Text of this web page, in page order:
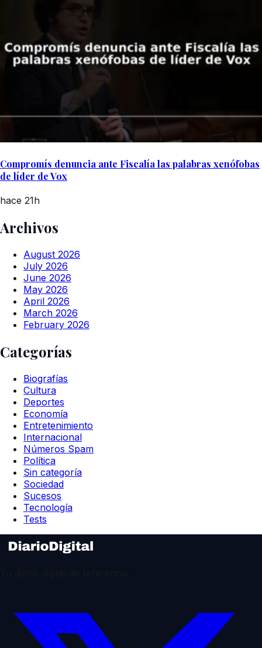
Compromís denuncia ante Fiscalía las palabras xenófobas
de líder de Vox
hace 21h
Archivos
August 2026
July 2026
June 2026
May 2026
April 2026
March 2026
February 2026
Categorías
Biografías
Cultura
Deportes
Economía
Entretenimiento
Internacional
Números Spam
Política
Sin categoría
Sociedad
Sucesos
Tecnología
Tests